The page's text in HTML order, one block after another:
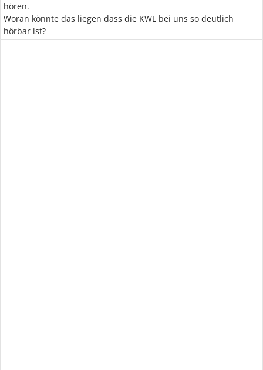
hören.
Woran könnte das liegen dass die KWL bei uns so deutlich
hörbar ist?